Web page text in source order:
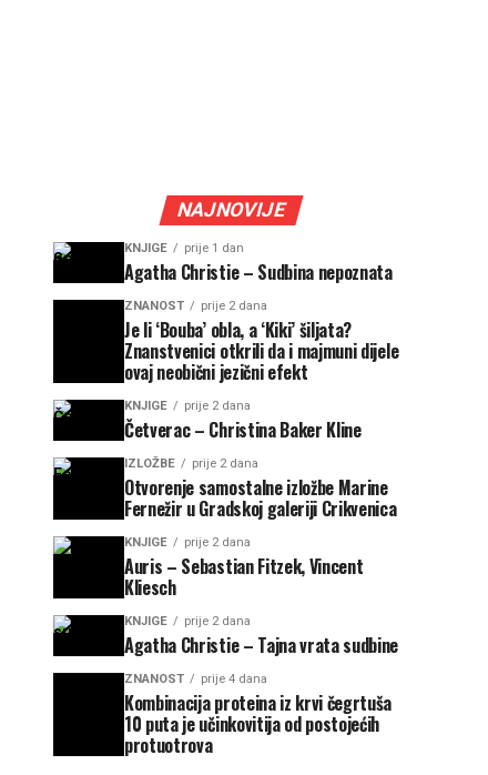
NAJNOVIJE
KNJIGE prije 1 dan
Agatha Christie – Sudbina nepoznata
ZNANOST prije 2 dana
Je li ‘Bouba’ obla, a ‘Kiki’ šiljata?
Znanstvenici otkrili da i majmuni dijele
ovaj neobični jezični efekt
KNJIGE prije 2 dana
Četverac – Christina Baker Kline
IZLOŽBE prije 2 dana
Otvorenje samostalne izložbe Marine
Fernežir u Gradskoj galeriji Crikvenica
KNJIGE prije 2 dana
Auris – Sebastian Fitzek, Vincent
Kliesch
KNJIGE prije 2 dana
Agatha Christie – Tajna vrata sudbine
ZNANOST prije 4 dana
Kombinacija proteina iz krvi čegrtuša
10 puta je učinkovitija od postojećih
protuotrova